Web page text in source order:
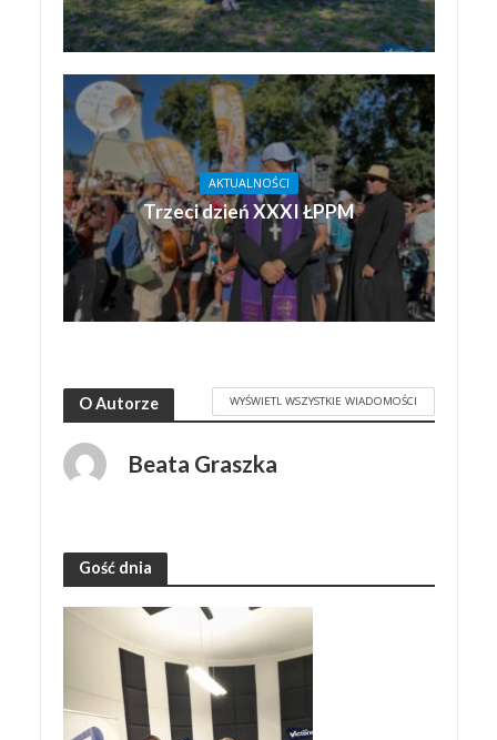
AKTUALNOŚCI
Trzeci dzień XXXI ŁPPM
O Autorze WYŚWIETL WSZYSTKIE WIADOMOŚCI
Beata Graszka
Gość dnia